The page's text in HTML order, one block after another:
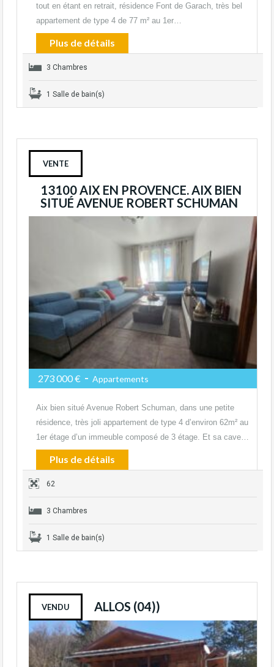
tout en étant en retrait, résidence Font de Garach, très bel
appartement de type 4 de 77 m² au 1er…
Plus de détails
3 Chambres
1 Salle de bain(s)
VENTE
13100 AIX EN PROVENCE. AIX BIEN
SITUÉ AVENUE ROBERT SCHUMAN
273 000 € - Appartements
Aix bien situé Avenue Robert Schuman, dans une petite
résidence, très joli appartement de type 4 d’environ 62m² au
1er étage d’un immeuble composé de 3 étage. Et sa cave…
Plus de détails
62
3 Chambres
1 Salle de bain(s)
VENDU ALLOS (04))